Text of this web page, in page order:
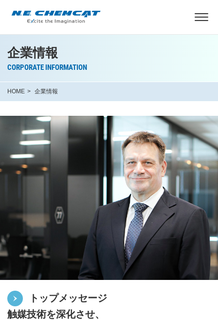
企業情報
CORPORATE INFORMATION
HOME 企業情報
トップメッセージ
触媒技術を深化させ、